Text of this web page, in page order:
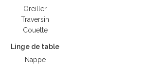
Oreiller
Traversin
Couette
Linge de table
Nappe